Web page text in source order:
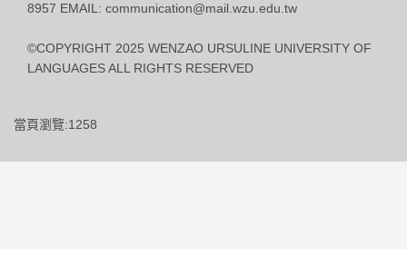
8957 EMAIL: communication@mail.wzu.edu.tw
©COPYRIGHT 2025 WENZAO URSULINE UNIVERSITY OF
LANGUAGES ALL RIGHTS RESERVED
當頁瀏覽:1258